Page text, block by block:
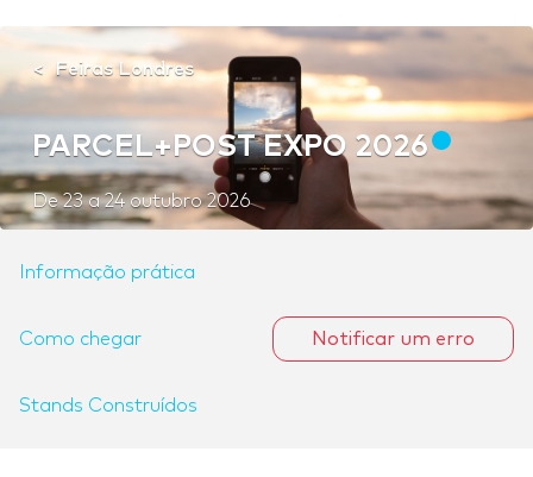
Feiras Londres
PARCEL+POST EXPO 2026
De23a24 outubro 2026
Informação prática
Como chegar
Stands Construídos
Notificar um erro